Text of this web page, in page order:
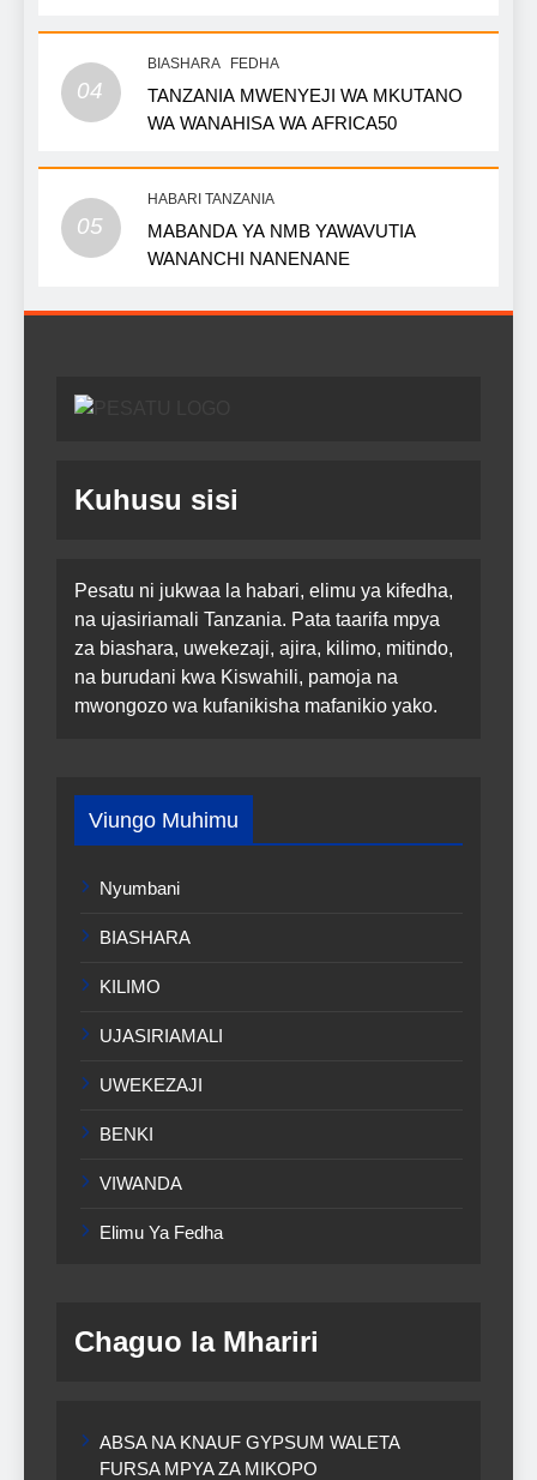
04
BIASHARA FEDHA
TANZANIA MWENYEJI WA MKUTANO
WA WANAHISA WA AFRICA50
05
HABARI TANZANIA
MABANDA YA NMB YAWAVUTIA
WANANCHI NANENANE
Kuhusu sisi
Pesatu ni jukwaa la habari, elimu ya kifedha,
na ujasiriamali Tanzania. Pata taarifa mpya
za biashara, uwekezaji, ajira, kilimo, mitindo,
na burudani kwa Kiswahili, pamoja na
mwongozo wa kufanikisha mafanikio yako.
Viungo Muhimu
Nyumbani
BIASHARA
KILIMO
UJASIRIAMALI
UWEKEZAJI
BENKI
VIWANDA
Elimu Ya Fedha
Chaguo la Mhariri
ABSA NA KNAUF GYPSUM WALETA
FURSA MPYA ZA MIKOPO